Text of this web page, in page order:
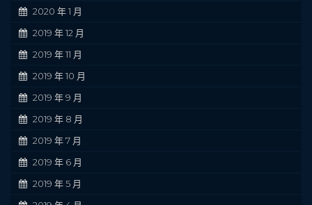
2020 年 1 月
2019 年 12 月
2019 年 11 月
2019 年 10 月
2019 年 9 月
2019 年 8 月
2019 年 7 月
2019 年 6 月
2019 年 5 月